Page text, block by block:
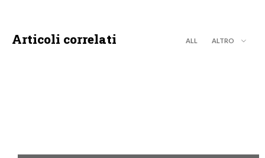
Articoli correlati ALL ALTRO